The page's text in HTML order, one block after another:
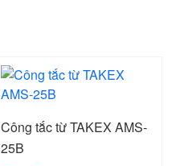
Công tắc từ TAKEX AMS-
25B